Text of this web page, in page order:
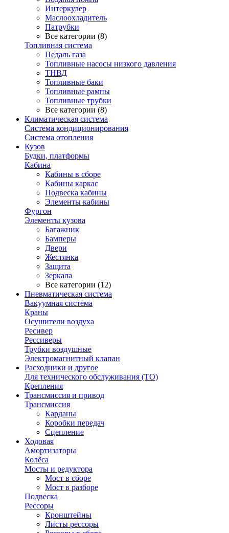
Интеркулер
Маслоохладитель
Патрубки
Все категории (8)
Топливная система
Педаль газа
Топливные насосы низкого давления
ТНВД
Топливные баки
Топливные рампы
Топливные трубки
Все категории (8)
Климатическая система
Система кондиционирования
Система отопления
Кузов
Будки, платформы
Кабина
Кабины в сборе
Кабины каркас
Подвеска кабины
Элементы кабины
Фургон
Элементы кузова
Багажник
Бамперы
Двери
Жестянка
Защита
Зеркала
Все категории (12)
Пневматическая система
Вакуумная система
Краны
Осушители воздуха
Ресивер
Рессиверы
Трубки воздушные
Электромагнитный клапан
Расходники и другое
Для технического обслуживания (ТО)
Крепления
Трансмиссия и привод
Трансмиссия
Карданы
Коробки передач
Сцепление
Ходовая
Амортизаторы
Колёса
Мосты и редуктора
Мост в сборе
Мост в разборе
Подвеска
Рессоры
Кронштейны
Листы рессоры